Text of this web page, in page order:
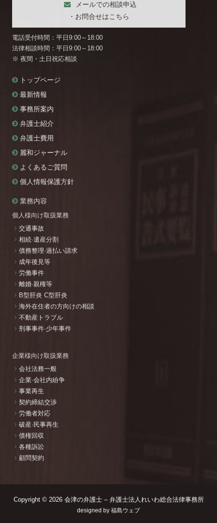
メールでの相談申込
・お問合せはこちら
電話受付時間：平日9:00～18:00
法律相談時間：平日9:00～18:00
※ 夜間・土日祝応相談
トップページ
最新情報
事務所案内
弁護士紹介
弁護士費用
麗和ジャーナル
よくあるご質問
個人情報保護方針
業務内容
個人様向け取扱業務
交通事故
相続·遺産分割
債務整理·過払い請求
成年後見等
労働事件
離婚·親権等
B型肝炎 C型肝炎
海外在住者の方向けの相談
不動産トラブル
刑事事件·少年事件
企業様向け取扱業務
会社法務一般
企業·会社内紛争
事業再生
契約締結交渉
労働者対応
破産·民事再生
債権回収
各種訴訟
顧問契約
Copyright © 2026 会津の弁護士 – 弁護士法人れいわ総合法律事務所
designed by 福島ウェブ